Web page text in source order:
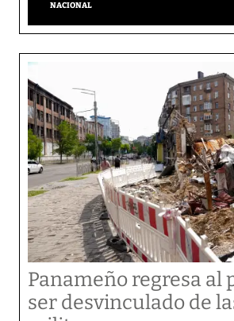
NACIONAL
Panameño regresa al
ser desvinculado de